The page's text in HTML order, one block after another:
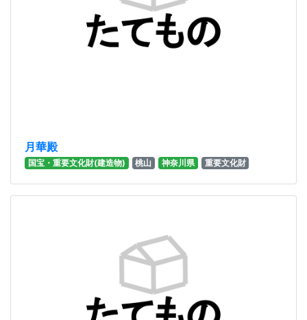
月華殿
国宝・重要文化財(建造物) 桃山 神奈川県 重要文化財